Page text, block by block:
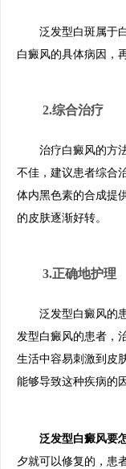
泛发型白斑属于白
白癜风的具体病因，
2.综合治疗
治疗白癜风的方法
不佳，建议患者综合
体内黑色素的合成提
的皮肤逐渐好转。
3.正确地护理
泛发型白癜风的患
发型白癜风的患者，
生活中容易刺激到皮
能够导致这种疾病的
泛发型白癜风要
夕就可以修复的，患